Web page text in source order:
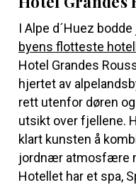
I Alpe d´Huez
byens flotteste hotell
Hotel Grandes
hjertet av
rett utenfor døren
utsikt over fjellene.
klart kunsten å
jordnær atmosfære
Hotellet har et spa,